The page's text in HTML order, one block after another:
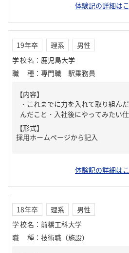
体験記の詳細は
19年卒 理系
男性
学校名 ： 鹿児島大学
職種 ： 専門職 駅乗務員
【内容】
・これまでに力を入れて取り組ん
んだこと・入社後にやってみたい
【形式】
採用ホームページから記入
体験記の詳細は
18年卒 理系
男性
学校名 ： 前橋工科大学
職種 ： 技術職（施設）